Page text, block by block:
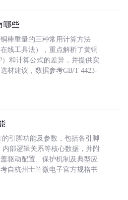
哪些
棒重量的三种常用计算方法
线工具法），重点解析了黄铜
）和计算公式的差异，并提供实
材建议，数据参考GB/T 4423-
的引脚功能及参数，包括各引脚
部逻辑关系等核心数据，并附
驱动配置、保护机制及典型应
自杭州士兰微电子官方规格书